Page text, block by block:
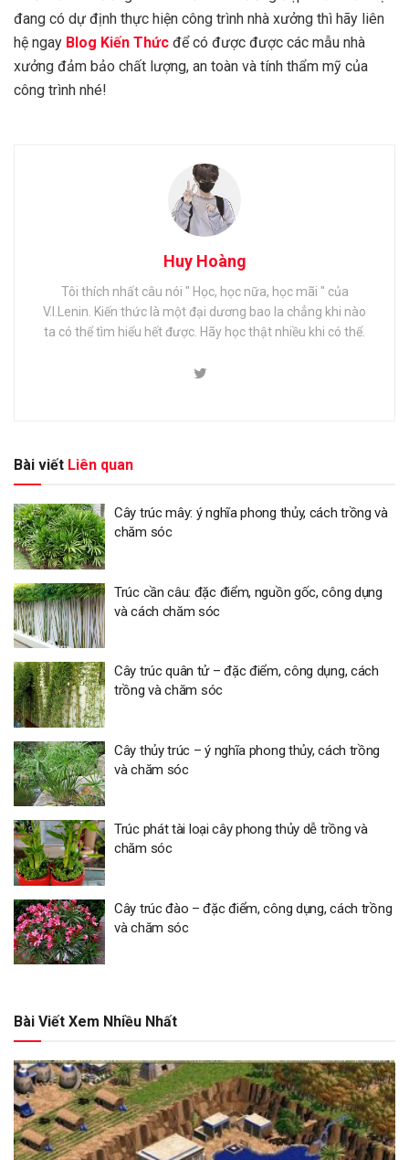
đang có dự định thực hiện công trình nhà xưởng thì hãy liên
hệ ngay Blog Kiến Thức để có được được các mẫu nhà
xưởng đảm bảo chất lượng, an toàn và tính thẩm mỹ của
công trình nhé!
Huy Hoàng
Tôi thích nhất câu nói " Học, học nữa, học mãi " của
V.I.Lenin. Kiến thức là một đại dương bao la chẳng khi nào
ta có thể tìm hiểu hết được. Hãy học thật nhiều khi có thể.
Bài viết Liên quan
Cây trúc mây: ý nghĩa phong thủy, cách trồng và
chăm sóc
Trúc cần câu: đặc điểm, nguồn gốc, công dụng
và cách chăm sóc
Cây trúc quân tử – đặc điểm, công dụng, cách
trồng và chăm sóc
Cây thủy trúc – ý nghĩa phong thủy, cách trồng
và chăm sóc
Trúc phát tài loại cây phong thủy dễ trồng và
chăm sóc
Cây trúc đào – đặc điểm, công dụng, cách trồng
và chăm sóc
Bài Viết Xem Nhiều Nhất